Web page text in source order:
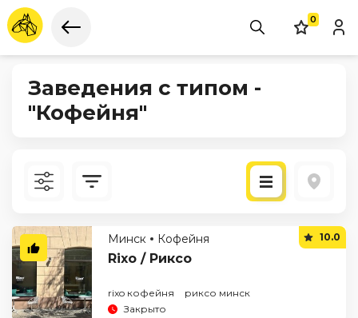
0
Заведения с типом -
"Кофейня"
По рейтингуМинск Кофейня
Rixo / Риксо
10.0
rixo кофейня
риксо минск
Закрыто